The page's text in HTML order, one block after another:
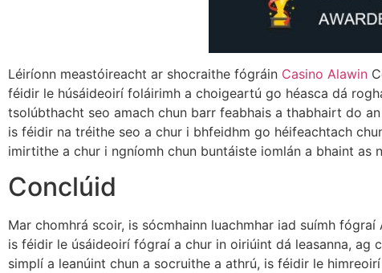
Léiríonn meastóireacht ar shocraithe fógráin Casino Alawin
féidir le húsáideoirí foláirimh a choigeartú go héasca dá
tsolúbthacht seo amach chun barr feabhais a thabhairt do
is féidir na tréithe seo a chur i bhfeidhm go héifeachtach
imirtithe a chur i ngníomh chun buntáiste iomlán a bhaint as
Conclúid
Mar chomhrá scoir, is sócmhainn luachmhar iad suímh fógraí
is féidir le úsáideoirí fógraí a chur in oiriúint dá leasanna, ag
simplí a leanúint chun a socruithe a athrú, is féidir le